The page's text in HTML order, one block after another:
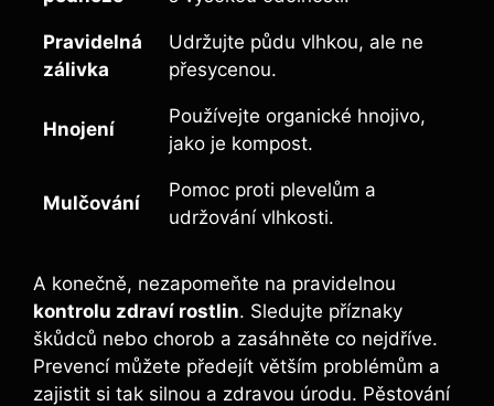
Pravidelná
zálivka
Udržujte půdu vlhkou, ale ne
přesycenou.
Hnojení
Používejte‍ organické hnojivo,
jako je kompost.
Mulčování
Pomoc⁤ proti plevelům a
udržování ⁢vlhkosti.
A konečně, nezapomeňte na pravidelnou‍
kontrolu zdraví rostlin. Sledujte příznaky
⁣škůdců nebo chorob a zasáhněte co ⁤nejdříve.
Prevencí můžete předejít‌ větším problémům a
zajistit si tak silnou a zdravou⁤ úrodu. Pěstování